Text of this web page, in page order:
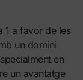
1 a favor de les
un domini
en
un avantatge